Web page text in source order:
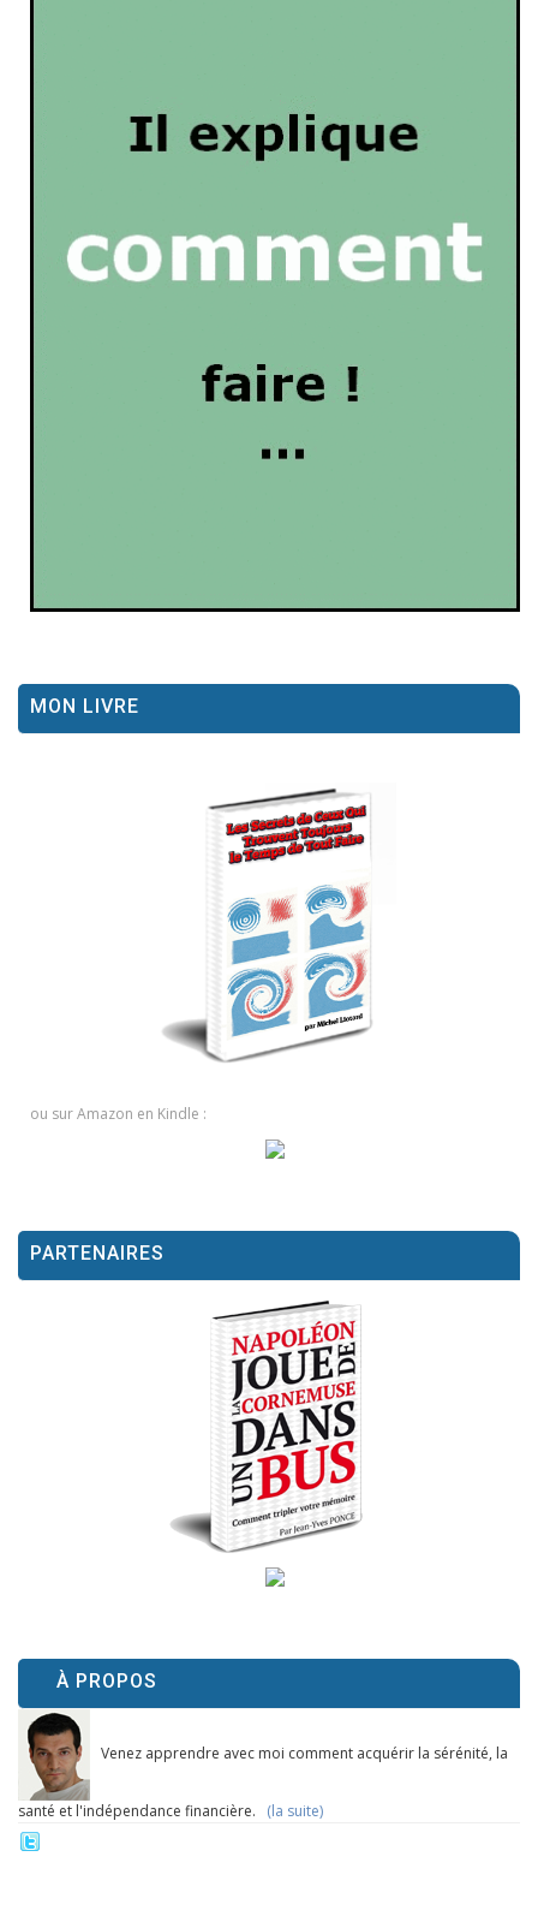
MON LIVRE
ou sur Amazon en Kindle :
PARTENAIRES
À PROPOS
Venez apprendre avec moi comment acquérir la sérénité, la
santé et l'indépendance financière. (la suite)